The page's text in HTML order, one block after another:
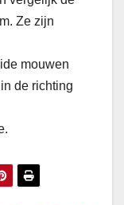
Ze zijn
mouwen
de richting